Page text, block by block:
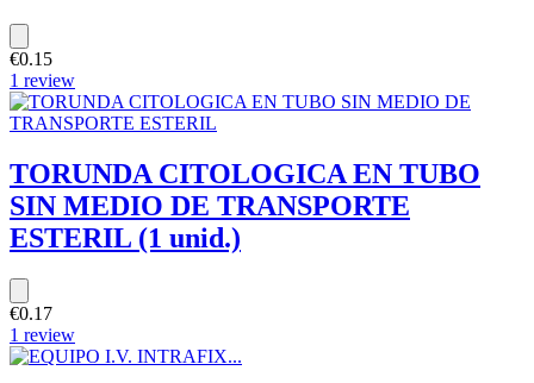
€0.15
1 review
TORUNDA CITOLOGICA EN TUBO
SIN MEDIO DE TRANSPORTE
ESTERIL (1 unid.)
€0.17
1 review